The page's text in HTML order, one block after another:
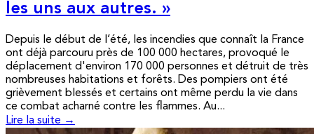
les uns aux autres. »
Depuis le début de l’été, les incendies que connaît la France
ont déjà parcouru près de 100 000 hectares, provoqué le
déplacement d'environ 170 000 personnes et détruit de très
nombreuses habitations et forêts. Des pompiers ont été
grièvement blessés et certains ont même perdu la vie dans
ce combat acharné contre les flammes. Au...
Lire la suite →